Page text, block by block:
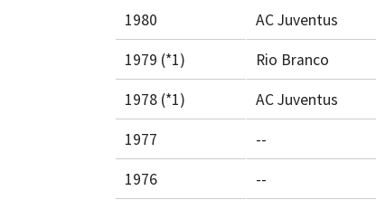
1980
AC Juventus
1979 (*1)
Rio Branco
1978 (*1)
AC Juventus
1977
--
1976
--